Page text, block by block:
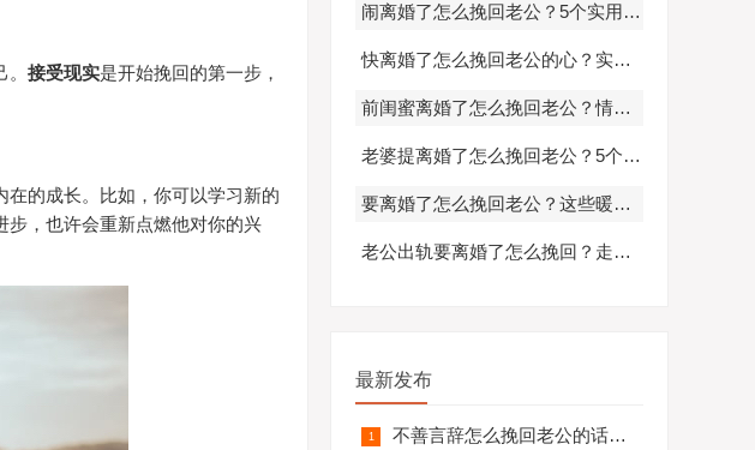
接受现实是开始挽回的第一步，
的成长。比如，你可以学习新的
步，也许会重新点燃他对你的兴
闹离婚了怎么挽回老公？5个实用技巧帮你重建幸福婚姻
快离婚了怎么挽回老公的心？实用方法帮你重建感情
前闺蜜离婚了怎么挽回老公？情感修复与心理疏导指南
老婆提离婚了怎么挽回老公？5个心理学方法重建信任
要离婚了怎么挽回老公？这些暖心句子和沟通技巧让他回心转意
老公出轨要离婚了怎么挽回？走出困境，重建美好关系的方法！
最新发布
不善言辞怎么挽回老公的话？7个非语言沟通技巧拯救婚姻